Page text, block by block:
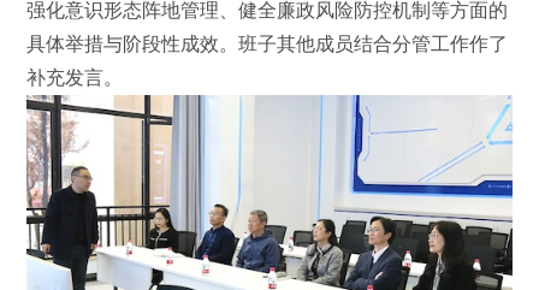
强化意识形态阵地管理、健全廉政风险防控机制等方面的
具体举措与阶段性成效。班子其他成员结合分管工作作了
补充发言。